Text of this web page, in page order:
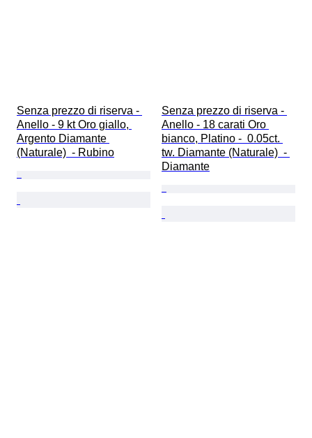
Senza prezzo di riserva -
Anello - 9 kt Oro giallo,
Argento Diamante
(Naturale)  - Rubino
Senza prezzo di riserva -
Anello - 18 carati Oro
bianco, Platino -  0.05ct.
tw. Diamante (Naturale)  -
Diamante